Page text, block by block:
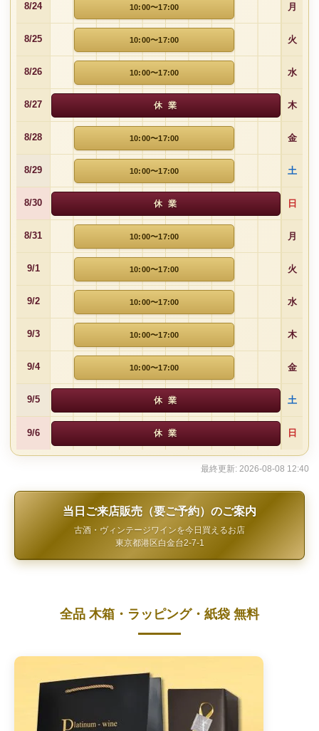
8/24 10:00〜17:00 月
8/25 10:00〜17:00 火
8/26 10:00〜17:00 水
8/27 休 業 木
8/28 10:00〜17:00 金
8/29 10:00〜17:00 土
8/30 休 業 日
8/31 10:00〜17:00 月
9/1 10:00〜17:00 火
9/2 10:00〜17:00 水
9/3 10:00〜17:00 木
9/4 10:00〜17:00 金
9/5 休 業 土
9/6 休 業 日
最終更新: 2026-08-08 12:40
当日ご来店販売（要ご予約）のご案内
古酒・ヴィンテージワインを今日買えるお店
東京都港区白金台2-7-1
全品 木箱・ラッピング・紙袋 無料